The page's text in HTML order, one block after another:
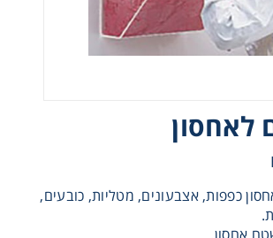
לאחסון
כפפות, אצבעונים, מטליות, כובעים,
Sample